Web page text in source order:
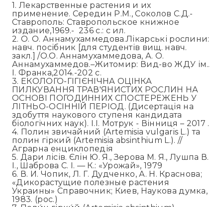
1. Лекарственные растения и их
применение. Середин Р.М., Соколов С.Д.-
Ставрополь: Ставропольское книжное
издание,1969.- 236 с.: с ил.
2. О. О. Аннамухаммедова.Лікарські рослини:
навч. посібник [для студентів вищ. навч.
закл.] /О.О. Аннамухаммедова, А. О.
Аннамухаммедов.–Житомир: Вид-во ЖДУ ім..
І. Франка,2014.-202 с.
3. ЕКОЛОГО-ГІГІЄНІЧНА ОЦІНКА
ПИЛКУВАННЯ ТРАВ'ЯНИСТИХ РОСЛИН НА
ОСНОВІ ПОГОДИННИХ СПОСТЕРЕЖЕНЬ У
ЛІТНЬО-ОСІННІЙ ПЕРІОД. (Дисертація на
здобуття наукового ступеня кандидата
біологічних наук). І.І. Мотрук - Вінниця – 2017 .
4. Полин звичайний (Artemisia vulgaris L.) та
полин гіркий (Artemisia absinthium L.). //
Аграрна енциклопедія
5. Дари лісів. Єлін Ю. Я., Зерова М. Я., Лушпа В.
І., Шаброва С. І. — К.: «Урожай», 1979
6. В. И. Чопик, Л. Г. Дудченко, А. Н. Краснова;
«Дикорастущие полезные растения
Украины» Справочник; Киев, Наукова думка,
1983. (рос.)